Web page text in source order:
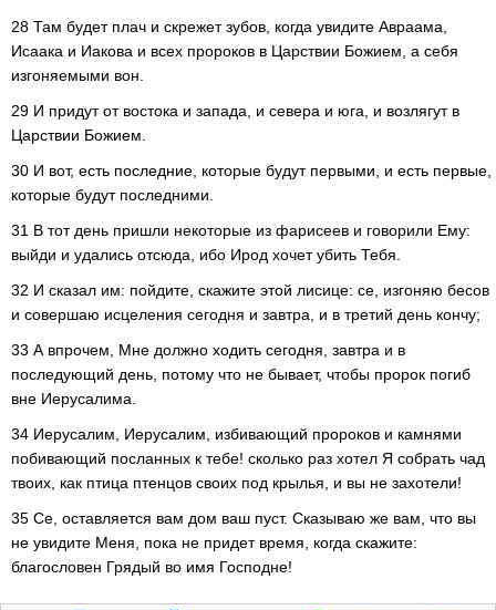
28 Там будет плач и скрежет зубов, когда увидите Авраама,
Исаака и Иакова и всех пророков в Царствии Божием, а себя
изгоняемыми вон.
29 И придут от востока и запада, и севера и юга, и возлягут в
Царствии Божием.
30 И вот, есть последние, которые будут первыми, и есть первые,
которые будут последними.
31 В тот день пришли некоторые из фарисеев и говорили Ему:
выйди и удались отсюда, ибо Ирод хочет убить Тебя.
32 И сказал им: пойдите, скажите этой лисице: се, изгоняю бесов
и совершаю исцеления сегодня и завтра, и в третий день кончу;
33 А впрочем, Мне должно ходить сегодня, завтра и в
последующий день, потому что не бывает, чтобы пророк погиб
вне Иерусалима.
34 Иерусалим, Иерусалим, избивающий пророков и камнями
побивающий посланных к тебе! сколько раз хотел Я собрать чад
твоих, как птица птенцов своих под крылья, и вы не захотели!
35 Се, оставляется вам дом ваш пуст. Сказываю же вам, что вы
не увидите Меня, пока не придет время, когда скажите:
благословен Грядый во имя Господне!